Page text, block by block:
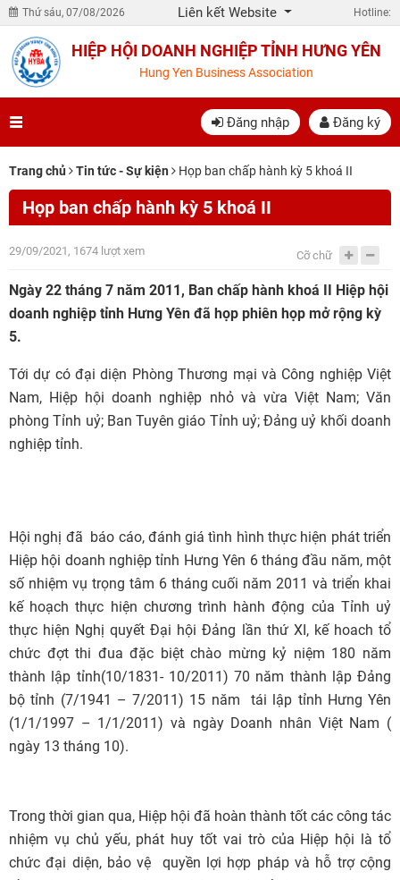
Thứ sáu, 07/08/2026 Liên kết Website Hotline:
HIỆP HỘI DOANH NGHIỆP TỈNH HƯNG YÊN
Hung Yen Business Association
Đăng nhập Đăng ký
Trang chủ Tin tức - Sự kiện Họp ban chấp hành kỳ 5 khoá II
Họp ban chấp hành kỳ 5 khoá II
29/09/2021, 1674 lượt xem Cỡ chữ
Ngày 22 tháng 7 năm 2011, Ban chấp hành khoá II Hiệp hội
doanh nghiệp tỉnh Hưng Yên đã họp phiên họp mở rộng kỳ
5.
Tới dự có đại diện Phòng Thương mại và Công nghiệp Việt
Nam, Hiệp hội doanh nghiệp nhỏ và vừa Việt Nam; Văn
phòng Tỉnh uỷ; Ban Tuyên giáo Tỉnh uỷ; Đảng uỷ khối doanh
nghiệp tỉnh.
Hội nghị đã báo cáo, đánh giá tình hình thực hiện phát triển
Hiệp hội doanh nghiệp tỉnh Hưng Yên 6 tháng đầu năm, một
số nhiệm vụ trọng tâm 6 tháng cuối năm 2011 và triển khai
kế hoạch thực hiện chương trình hành động của Tỉnh uỷ
thực hiện Nghị quyết Đại hội Đảng lần thứ XI, kế hoach tổ
chức đợt thi đua đặc biệt chào mừng kỷ niệm 180 năm
thành lập tỉnh(10/1831- 10/2011) 70 năm thành lập Đảng
bộ tỉnh (7/1941 – 7/2011) 15 năm tái lập tỉnh Hưng Yên
(1/1/1997 – 1/1/2011) và ngày Doanh nhân Việt Nam (
ngày 13 tháng 10).
Trong thời gian qua, Hiệp hội đã hoàn thành tốt các công tác
nhiệm vụ chủ yếu, phát huy tốt vai trò của Hiệp hội là tổ
chức đại diện, bảo vệ quyền lợi hợp pháp và hỗ trợ cộng